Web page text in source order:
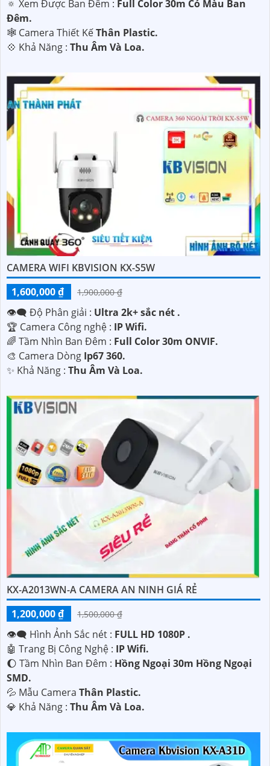
🔅 Xem Được Ban Đêm : Full Color 30m Có Màu Ban
Ðêm.
🕸️ Camera Thiết KếThân Plastic.
️💠 Khả Năng : Thu Âm Và Loa.
CAMERA WIFI KBVISION KX-S5W
1,600,000 ₫
1,900,000 ₫
👁️‍🗨 Độ Phân giải : Ultra 2k+ sắc nét .
🏆 Camera Công nghệ : IP Wifi.
🌈 Tầm Nhìn Ban Đêm : Full Color 30m ONVIF.
🎨 Camera Dòng Ip67 360.
️✨ Khả Năng : Thu Âm Và Loa.
KX-A2013WN-A CAMERA AN NINH GIÁ RẺ
1,200,000 ₫
1,500,000 ₫
👁️‍🗨 Hình Ảnh Sắc nét : FULL HD 1080P .
🤖️ Trang Bị Công Nghệ : IP Wifi.
🌔 Tầm Nhìn Ban Đêm : Hồng Ngoại 30m Hồng Ngoại
SMD.
💦 Mẫu Camera Thân Plastic.
️💎 Khả Năng : Thu Âm Và Loa.